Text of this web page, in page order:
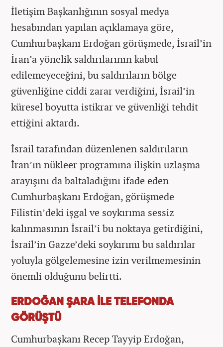
İletişim Başkanlığının sosyal medya
hesabından yapılan açıklamaya göre,
Cumhurbaşkanı Erdoğan görüşmede, İsrail’in
İran’a yönelik saldırılarının kabul
edilemeyeceğini, bu saldırıların bölge
güvenliğine ciddi zarar verdiğini, İsrail’in
küresel boyutta istikrar ve güvenliği tehdit
ettiğini aktardı.
İsrail tarafından düzenlenen saldırıların
İran’ın nükleer programına ilişkin uzlaşma
arayışını da baltaladığını ifade eden
Cumhurbaşkanı Erdoğan, görüşmede
Filistin’deki işgal ve soykırıma sessiz
kalınmasının İsrail’i bu noktaya getirdiğini,
İsrail’in Gazze’deki soykırımı bu saldırılar
yoluyla gölgelemesine izin verilmemesinin
önemli olduğunu belirtti.
ERDOĞAN ŞARA İLE TELEFONDA
GÖRÜŞTÜ
Cumhurbaşkanı Recep Tayyip Erdoğan,